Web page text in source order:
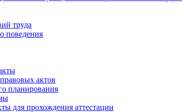
труда
поведения
актов
планирования
для прохождения аттестации